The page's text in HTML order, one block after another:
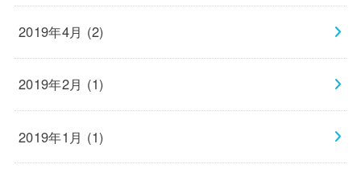
2019年4月 (2)
2019年2月 (1)
2019年1月 (1)